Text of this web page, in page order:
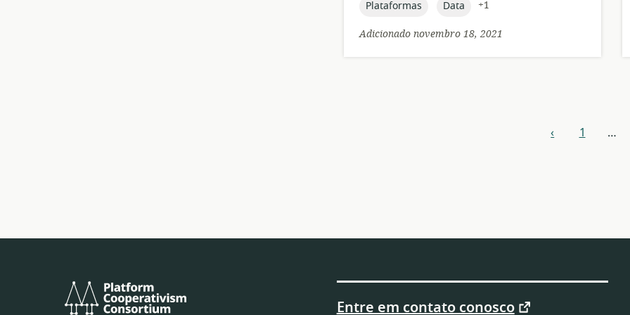
topic:
Plataformas topic:
Data
+1
Adicionado novembro 18, 2021
‹anterior
1 …
Entre em contato conosco